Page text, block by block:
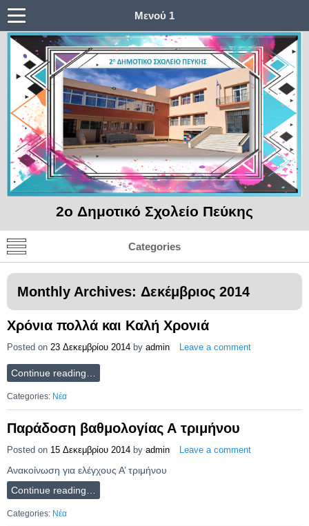
Μενού 1
2o Δημοτικό Σχολείο Πεύκης
Categories
Monthly Archives: Δεκέμβριος 2014
Χρόνια πολλά και Καλή Χρονιά
Posted on 23 Δεκεμβρίου 2014 by admin Leave a comment
Continue reading…
Categories: Νέα
Παράδοση βαθμολογίας Α τριμήνου
Posted on 15 Δεκεμβρίου 2014 by admin Leave a comment
Ανακοίνωση για ελέγχους Α’ τριμήνου
Continue reading…
Categories: Νέα